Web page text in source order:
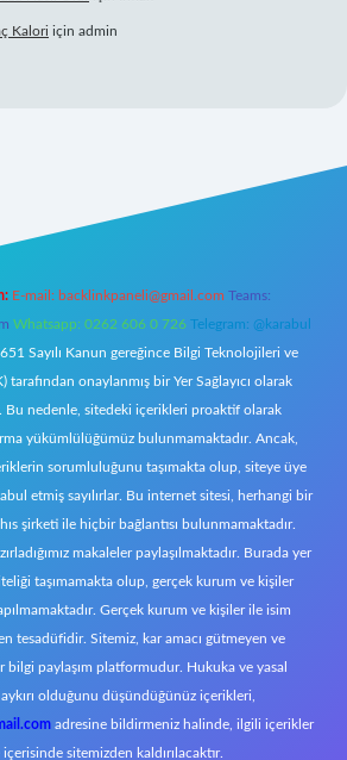
Kalori için admin
E-mail: backlinkpaneli@gmail.com Teams:
Whatsapp: 0262 606 0 726 Telegram: @karabul
Sayılı Kanun gereğince Bilgi Teknolojileri ve
tarafından onaylanmış bir Yer Sağlayıcı olarak
Bu nedenle, sitedeki içerikleri proaktif olarak
yükümlülüğümüz bulunmamaktadır. Ancak,
sorumluluğunu taşımakta olup, siteye üye
etmiş sayılırlar. Bu internet sitesi, herhangi bir
şirketi ile hiçbir bağlantısı bulunmamaktadır.
makaleler paylaşılmaktadır. Burada yer
taşımamakta olup, gerçek kurum ve kişiler
Gerçek kurum ve kişiler ile isim
tesadüfidir. Sitemiz, kar amacı gütmeyen ve
bilgi paylaşım platformudur. Hukuka ve yasal
olduğunu düşündüğünüz içerikleri,
adresine bildirmeniz halinde, ilgili içerikler
sitemizden kaldırılacaktır.